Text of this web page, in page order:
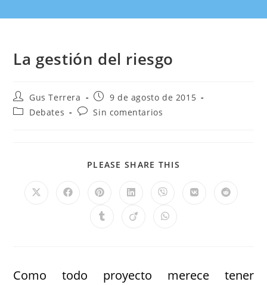
La gestión del riesgo
Gus Terrera
9 de agosto de 2015
Debates
Sin comentarios
PLEASE SHARE THIS
Como todo proyecto merece tener